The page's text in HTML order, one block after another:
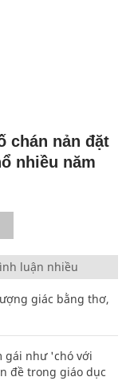
chán nản đặt
nhiều năm
luận nhiều
giác bằng thơ,
gái như 'chó với
đề trong giáo dục